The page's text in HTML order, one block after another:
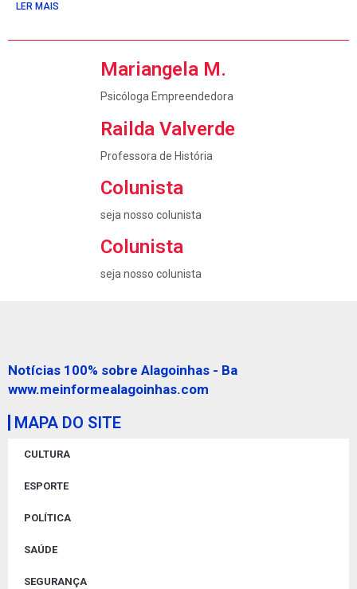
LER MAIS
Mariangela M.
Psicóloga Empreendedora
Railda Valverde
Professora de História
Colunista
seja nosso colunista
Colunista
seja nosso colunista
Notícias 100% sobre Alagoinhas - Ba
www.meinformealagoinhas.com
MAPA DO SITE
CULTURA
ESPORTE
POLÍTICA
SAÚDE
SEGURANÇA